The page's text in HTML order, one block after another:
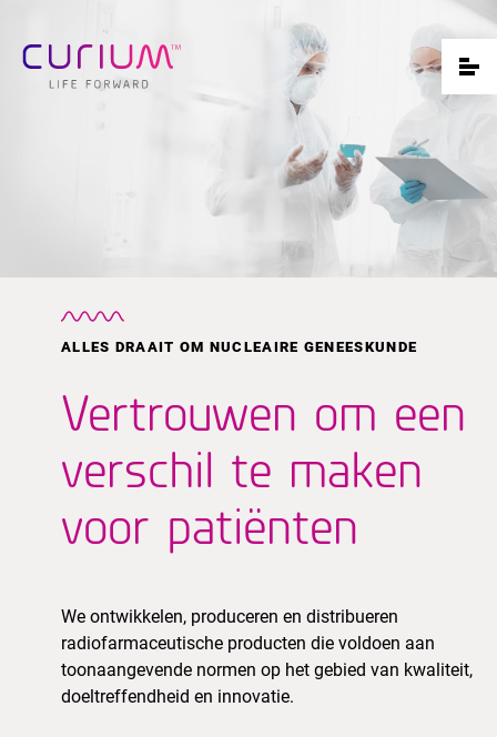
ALLES DRAAIT OM NUCLEAIRE GENEESKUNDE
Vertrouwen om een
verschil te maken
voor patiënten
We ontwikkelen, produceren en distribueren
radiofarmaceutische producten die voldoen aan
toonaangevende normen op het gebied van kwaliteit,
doeltreffendheid en innovatie.